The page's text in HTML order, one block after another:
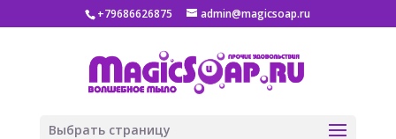
+79686626875 admin@magicsoap.ru
Выбрать страницу